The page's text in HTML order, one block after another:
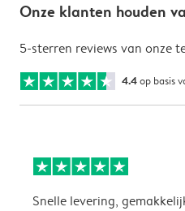
Onze klanten houden
5-sterren reviews van onze
4.4op basis
Snelle levering,